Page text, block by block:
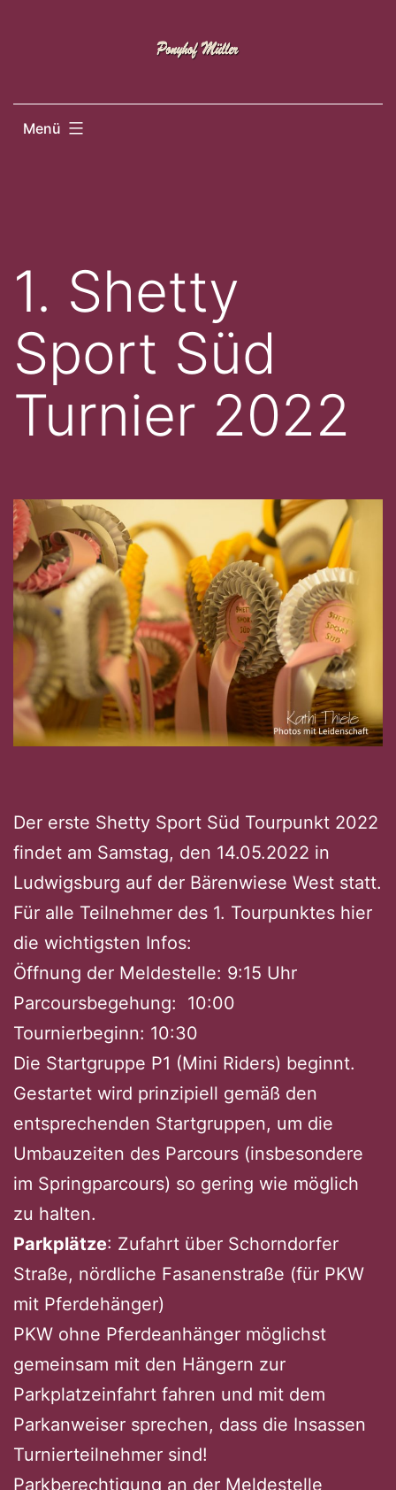
Menü
1. Shetty
Sport Süd
Turnier 2022
Der erste Shetty Sport Süd Tourpunkt 2022
findet am Samstag, den 14.05.2022 in
Ludwigsburg auf der Bärenwiese West statt.
Für alle Teilnehmer des 1. Tourpunktes hier
die wichtigsten Infos:
Öffnung der Meldestelle: 9:15 Uhr
Parcoursbegehung: 10:00
Tournierbeginn: 10:30
Die Startgruppe P1 (Mini Riders) beginnt.
Gestartet wird prinzipiell gemäß den
entsprechenden Startgruppen, um die
Umbauzeiten des Parcours (insbesondere
im Springparcours) so gering wie möglich
zu halten.
Parkplätze: Zufahrt über Schorndorfer
Straße, nördliche Fasanenstraße (für PKW
mit Pferdehänger)
PKW ohne Pferdeanhänger möglichst
gemeinsam mit den Hängern zur
Parkplatzeinfahrt fahren und mit dem
Parkanweiser sprechen, dass die Insassen
Turnierteilnehmer sind!
Parkberechtigung an der Meldestelle